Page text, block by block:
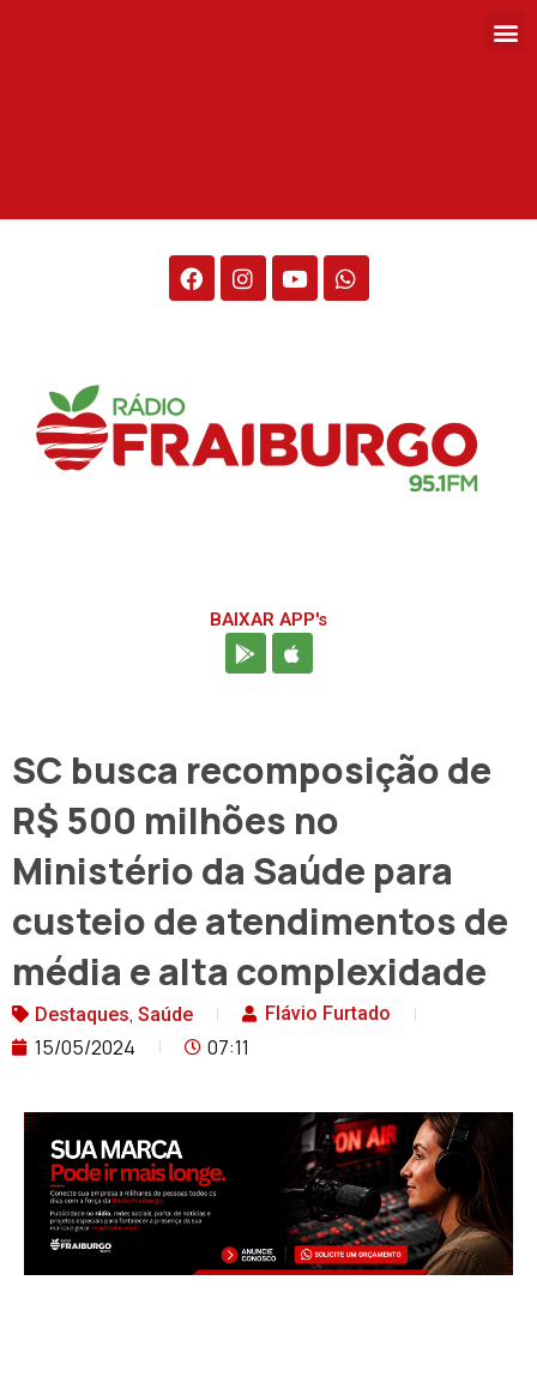
BAIXAR APP's
SC busca recomposição de
R$ 500 milhões no
Ministério da Saúde para
custeio de atendimentos de
média e alta complexidade
Destaques, Saúde Flávio Furtado
15/05/2024 07:11